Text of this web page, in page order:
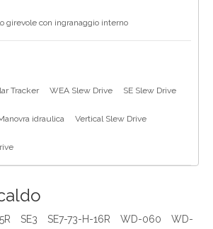
girevole con ingranaggio interno
Tracker WEA Slew Drive SE Slew Drive
idraulica Vertical Slew Drive
SE3 SE7-73-H-16R WD-060
WD-